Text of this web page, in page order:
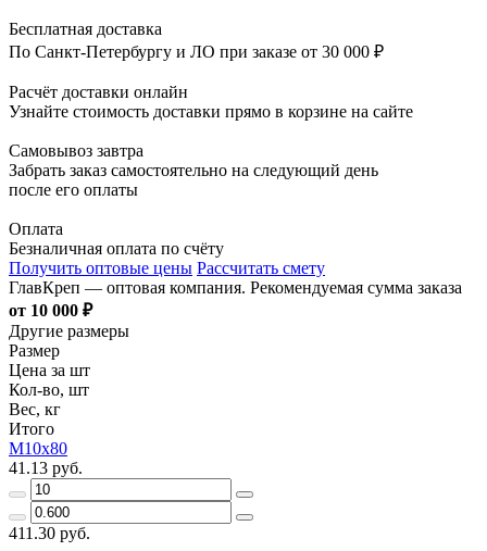
Бесплатная доставка
По Санкт-Петербургу и ЛО при заказе от 30 000 ₽
Расчёт доставки онлайн
Узнайте стоимость доставки прямо в корзине на сайте
Самовывоз завтра
Забрать заказ самостоятельно на следующий день
после его оплаты
Оплата
Безналичная оплата по счёту
Получить оптовые цены Рассчитать смету
ГлавКреп — оптовая компания. Рекомендуемая сумма заказа
от 10 000 ₽
Другие размеры
Размер
Цена за шт
Кол-во, шт
Вес, кг
Итого
М10х80
41.13 руб.
411.30 руб.